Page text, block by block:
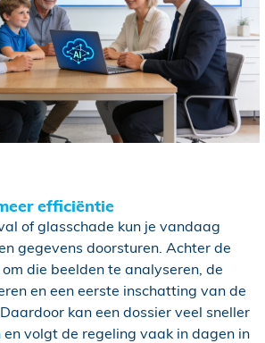
efficiëntie
of glasschade kun je vandaag
gegevens doorsturen. Achter de
die beelden te analyseren, de
en een eerste inschatting van de
kan een dossier veel sneller
volgt de regeling vaak in dagen in